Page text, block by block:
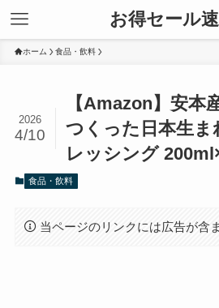
お得セール
ホーム 食品・飲料
【Amazon】安本
つくった日本生
レッシング
2026
4/10
食品・飲料
当ページのリンクには広告が含